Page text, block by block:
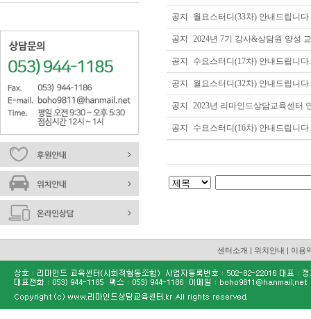
공지 월요스터디(33차) 안내드립니다.
공지 2024년 7기 강사&상담원 양성
공지 수요스터디(17차) 안내드립니다.
공지 월요스터디(32차) 안내드립니다.
공지 2023년 리마인드상담교육센터
공지 수요스터디(16차) 안내드립니다.
센터소개 | 위치안내 | 이용